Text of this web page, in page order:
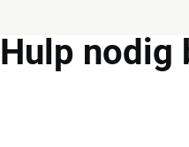
Hulp nodig